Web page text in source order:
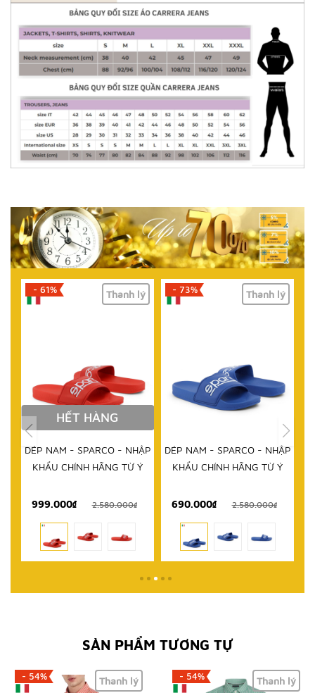
- 73% Thanh lý
DÉP NAM - SPARCO - NHẬP
KHẨU CHÍNH HÃNG TỪ Ý
690.000₫ 2.580.000₫
- 67% Thanh lý
GIÀY THỂ THAO NAM -
SPARCO - NHẬP KHẨU
1.595.000₫
4.790.000₫
SẢN PHẨM TƯƠNG TỰ
- 54% Thanh lý - 54% Thanh lý